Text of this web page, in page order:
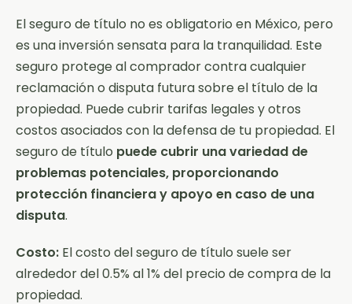
El seguro de título no es obligatorio en México, pero
es una inversión sensata para la tranquilidad. Este
seguro protege al comprador contra cualquier
reclamación o disputa futura sobre el título de la
propiedad. Puede cubrir tarifas legales y otros
costos asociados con la defensa de tu propiedad. El
seguro de título puede cubrir una variedad de
problemas potenciales, proporcionando
protección financiera y apoyo en caso de una
disputa.
Costo: El costo del seguro de título suele ser
alrededor del 0.5% al 1% del precio de compra de la
propiedad.